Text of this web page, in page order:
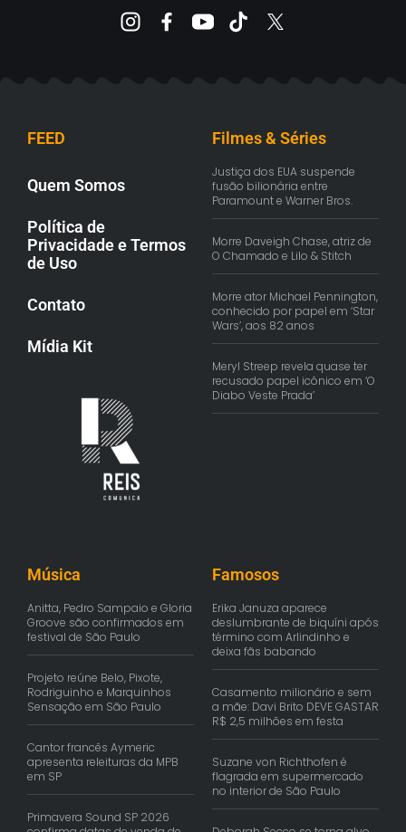
FEED
Quem Somos
Política de
Privacidade e Termos
de Uso
Contato
Mídia Kit
Filmes & Séries
Justiça dos EUA suspende
fusão bilionária entre
Paramount e Warner Bros.
Morre Daveigh Chase, atriz de
O Chamado e Lilo & Stitch
Morre ator Michael Pennington,
conhecido por papel em ‘Star
Wars’, aos 82 anos
Meryl Streep revela quase ter
recusado papel icônico em ‘O
Diabo Veste Prada’
Música
Anitta, Pedro Sampaio e Gloria
Groove são confirmados em
festival de São Paulo
Projeto reúne Belo, Pixote,
Rodriguinho e Marquinhos
Sensação em São Paulo
Cantor francês Aymeric
apresenta releituras da MPB
em SP
Primavera Sound SP 2026
Famosos
Erika Januza aparece
deslumbrante de biquíni após
término com Arlindinho e
deixa fãs babando
Casamento milionário e sem
a mãe: Davi Brito DEVE GASTAR
R$ 2,5 milhões em festa
Suzane von Richthofen é
flagrada em supermercado
no interior de São Paulo